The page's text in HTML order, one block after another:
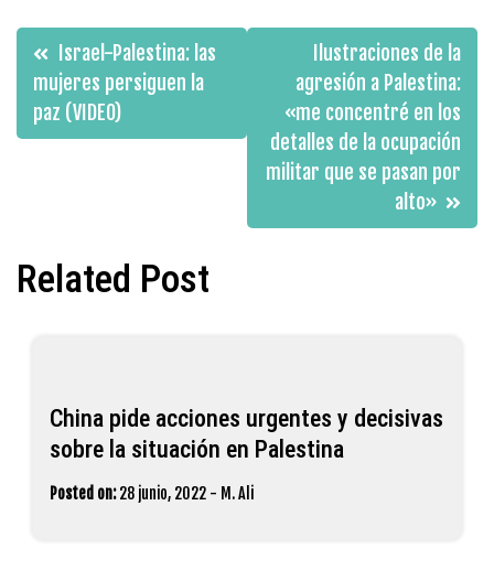
Navegación
de
entradas
Israel-Palestina: las
mujeres persiguen la
paz (VIDEO)
Ilustraciones de la
agresión a Palestina:
«me concentré en los
detalles de la ocupación
militar que se pasan por
alto»
Related Post
China pide acciones urgentes y decisivas
sobre la situación en Palestina
Posted on: 28 junio, 2022 - M. Ali